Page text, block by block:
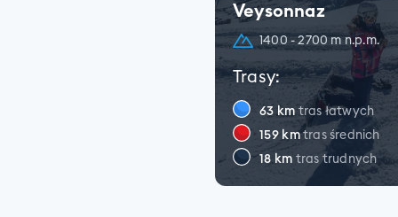
Veysonnaz
1400 - 2700 m n.p.m.
Trasy:
63 km tras łatwych
159km tras średnich
18 km tras trudnych